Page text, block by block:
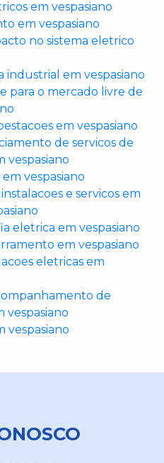
em vespasiano
em vespasiano
no sistema eletrico
industrial em vespasiano
para o mercado livre de
em vespasiano
de servicos de
vespasiano
vespasiano
e servicos em
eletrica em vespasiano
em vespasiano
eletricas em
de
vespasiano
vespasiano